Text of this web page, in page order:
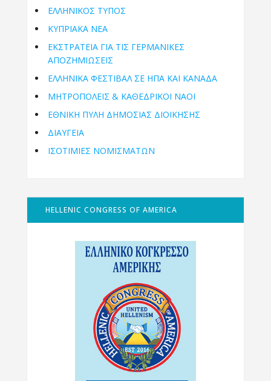
ΕΛΛΗΝΙΚΟΣ ΤΥΠΟΣ
ΚΥΠΡΙΑΚΑ ΝΕΑ
ΕΚΣΤΡΑΤΕΙΑ ΓΙΑ ΤΙΣ ΓΕΡΜΑΝΙΚΕΣ
ΑΠΟΖΗΜΙΩΣΕΙΣ
ΕΛΛΗΝΙΚΆ ΦΕΣΤΙΒΆΛ ΣΕ ΗΠΑ ΚΑΙ ΚΑΝΑΔΑ
ΜΗΤΡΟΠΌΛΕΙΣ & ΚΑΘΕΔΡΙΚΟΊ ΝΑΟΊ
ΕΘΝΙΚΉ ΠΎΛΗ ΔΗΜΌΣΙΑΣ ΔΙΟΊΚΗΣΗΣ
ΔΙΑΥΓΕΙΑ
ΙΣΟΤΙΜΙΕΣ ΝΟΜΙΣΜΑΤΩΝ
HELLENIC CONGRESS OF AMERICA